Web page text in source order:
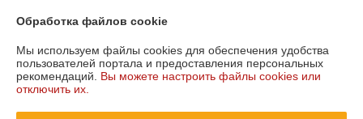
График работы
Обработка файлов cookie
Мы используем файлы cookies для обеспечения удобства
пользователей портала и предоставления персональных
рекомендаций. Вы можете настроить файлы cookies или
отключить их.